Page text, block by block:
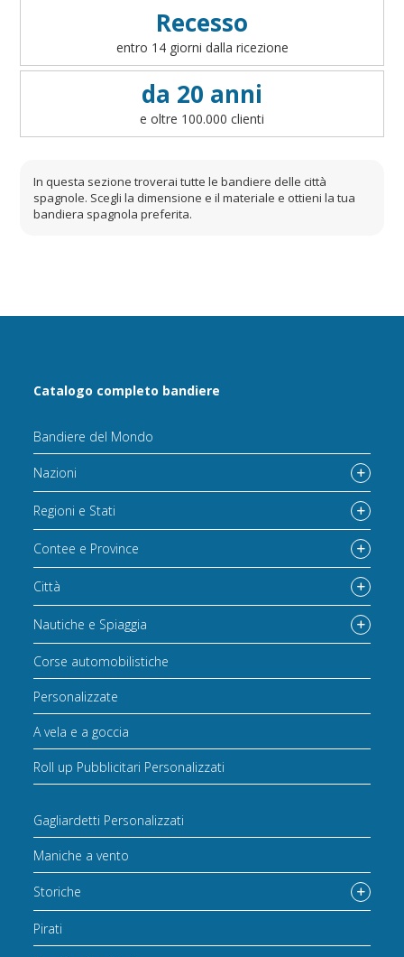
Recesso
entro 14 giorni dalla ricezione
da 20 anni
e oltre 100.000 clienti
In questa sezione troverai tutte le bandiere delle città
spagnole. Scegli la dimensione e il materiale e ottieni la tua
bandiera spagnola preferita.
Catalogo completo bandiere
Bandiere del Mondo
Nazioni
Regioni e Stati
Contee e Province
Città
Nautiche e Spiaggia
Corse automobilistiche
Personalizzate
A vela e a goccia
Roll up Pubblicitari Personalizzati
Gagliardetti Personalizzati
Maniche a vento
Storiche
Pirati